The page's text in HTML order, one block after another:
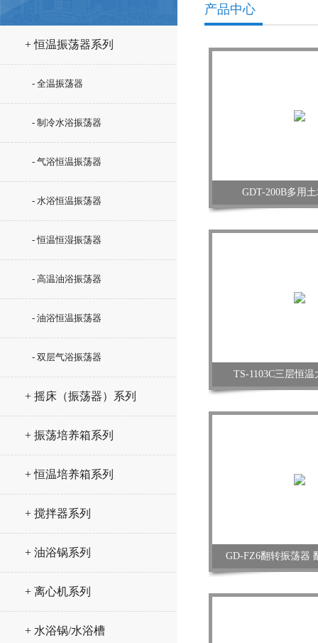
+ 恒温振荡器系列
- 全温振荡器
- 制冷水浴振荡器
- 气浴恒温振荡器
- 水浴恒温振荡器
- 恒温恒湿振荡器
- 高温油浴振荡器
- 油浴恒温振荡器
- 双层气浴振荡器
+ 摇床（振荡器）系列
+ 振荡培养箱系列
+ 恒温培养箱系列
+ 搅拌器系列
+ 油浴锅系列
+ 离心机系列
+ 水浴锅/水浴槽
产品中心
GDT-200B多用
TS-1103C三层恒
GD-FZ6翻转振荡器